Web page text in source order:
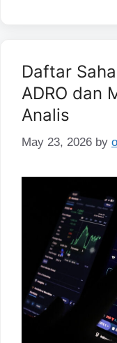
Daftar
ADRO dan
Analis
May 23, 2026 by